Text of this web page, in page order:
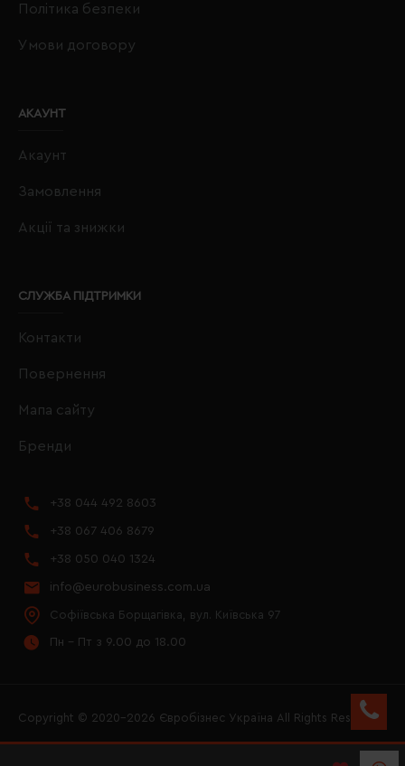
Політика безпеки
Умови договору
АКАУНТ
Акаунт
Замовлення
Акції та знижки
СЛУЖБА ПІДТРИМКИ
Контакти
Повернення
Мапа сайту
Бренди
+38 044 492 8603
+38 067 406 8679
+38 050 040 1324
info@eurobusiness.com.ua
Софіївська Борщагівка, вул. Київська 97
Пн - Пт з 9.00 до 18.00
Copyright © 2020–2026 Євробізнес Україна All Rights Reserved